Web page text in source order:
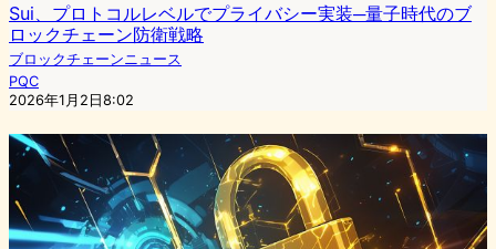
Sui、プロトコルレベルでプライバシー実装─量子時代のブ
ロックチェーン防衛戦略
ブロックチェーンニュース
PQC
2026年1月2日8:02